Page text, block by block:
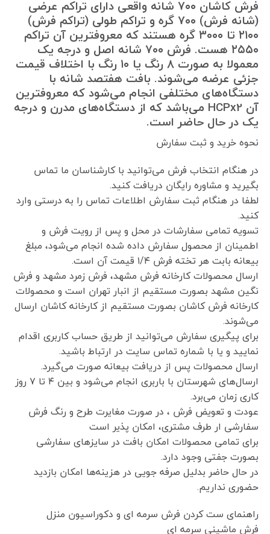
فرش کاشان ۷۰۰ شانه واقعی دارای تراکم عرضی
(شانه فرش) ۷۰۰ گره و تراکم طولی (تراکم فرش)
۲۱۰۰ تا ۳۰۰۰ گره هستند که معروفترین آن تراکم
۲۵۵۰ هست. فرش ۷۰۰ شانه اصل و درجه یک
معمولا به صورت ۸ رنگ یا ۱۰ رنگ با اختلاف قیمت
جزئی عرضه می‌شوند. بافت هفتصد شانه با
دستگاه‌های مختلفی انجام می‌شود که معروفترین
آن HCPx2 می‌باشد که از دستگاه‌های مدرن و درجه
یک در حال حاضر است.
نحوه خرید و ثبت سفارش
در هنگام انتخاب فرش می‌توانید با کارشناسان ما تماس
بگیرید و مشاوره رایگان دریافت کنید.
لطفا در هنگام ثبت سفارش اطلاعات تماس را به درستی وارد
کنید.
تسویه تمامی سفارشات در محل و پس از رویت فرش و
اطمینان از محصول سفارش داده شده انجام می‌شود، مبلغ
بیعانه بابت هر تخته فرش ۱/۴ قیمت آن است.
ارسال محصولات کارخانه فرش مشهد، فرش زمرد مشهد و فرش
نگین مشهد بصورت مستقیم از انبار تهران است و محصولات
کارخانه فرش کاشان بصورت مستقیم از کارخانه کاشان ارسال
می‌شوند.
برای پیگیری سفارش می‌توانید از طریق حساب کاربری اقدام
نمایید و یا با شماره تماس سایت در ارتباط باشید.
ارسال محصولات پس از دریافت بیعانه صورت می‌گیرد.
ارسال‌های شهرستان با باربری انجام می‌شود و بین ۴ تا ۷ روز
کاری زمان می‌برد.
عودت و تعویض فرش ، در صورت مغایرت طرح و رنگ فرش
سفارشی ار طرف مشتری، امکان پذیر است
برای تمامی محصولات امکان بافت در سایزهای سفارشی
بصورت جفتی وجود دارد.
در حال حاضر بدلیل صرفه جویی در هزینه‌ها امکان بازدید
حضوری نداریم.
راهنمای ست کردن فرش سرمه ای و دکوراسیون منزل
فرش ماشینی سرمه ای